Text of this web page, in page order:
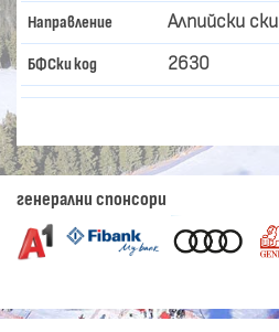
Направление Алпийски ски
БФСки код 2630
генерални спонсори